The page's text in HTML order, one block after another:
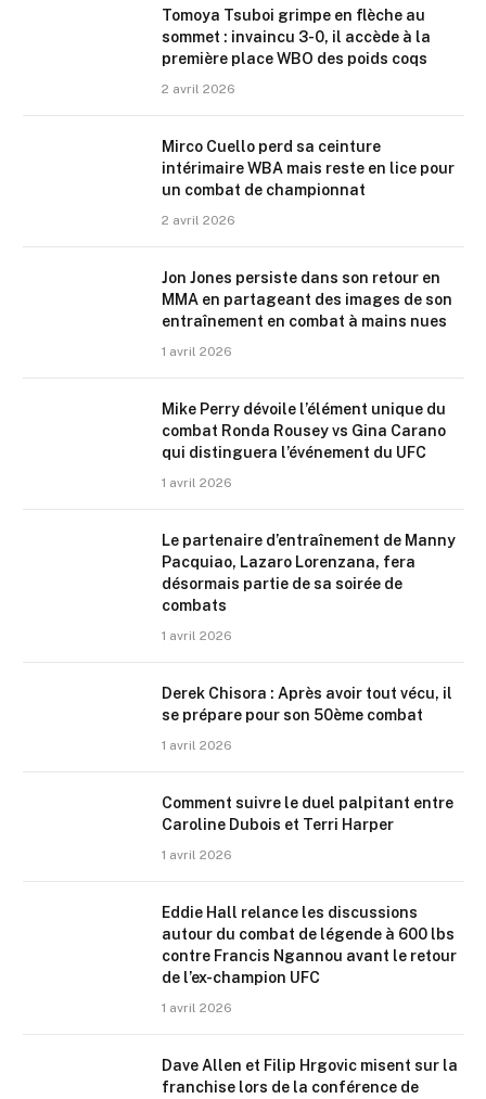
Tomoya Tsuboi grimpe en flèche au
sommet : invaincu 3-0, il accède à la
première place WBO des poids coqs
2 avril 2026
Mirco Cuello perd sa ceinture
intérimaire WBA mais reste en lice pour
un combat de championnat
2 avril 2026
Jon Jones persiste dans son retour en
MMA en partageant des images de son
entraînement en combat à mains nues
1 avril 2026
Mike Perry dévoile l’élément unique du
combat Ronda Rousey vs Gina Carano
qui distinguera l’événement du UFC
1 avril 2026
Le partenaire d’entraînement de Manny
Pacquiao, Lazaro Lorenzana, fera
désormais partie de sa soirée de
combats
1 avril 2026
Derek Chisora : Après avoir tout vécu, il
se prépare pour son 50ème combat
1 avril 2026
Comment suivre le duel palpitant entre
Caroline Dubois et Terri Harper
1 avril 2026
Eddie Hall relance les discussions
autour du combat de légende à 600 lbs
contre Francis Ngannou avant le retour
de l’ex-champion UFC
1 avril 2026
Dave Allen et Filip Hrgovic misent sur la
franchise lors de la conférence de